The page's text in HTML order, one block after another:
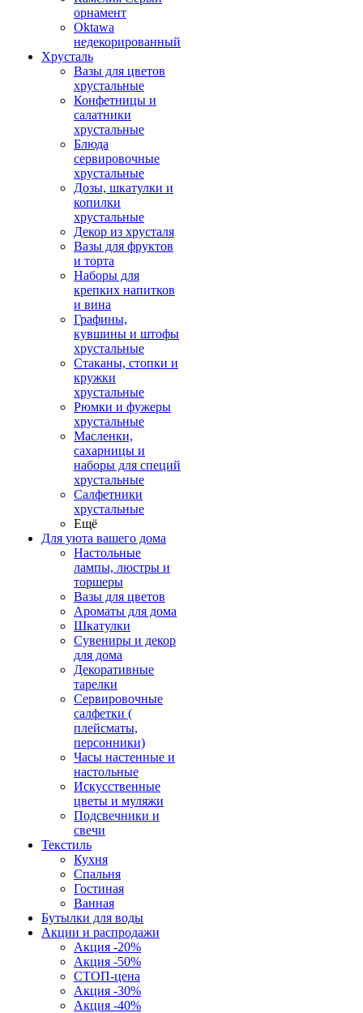
орнамент
Oktawa
недекорированный
Хрусталь
Вазы для цветов
хрустальные
Конфетницы и
салатники
хрустальные
Блюда
сервировочные
хрустальные
Дозы, шкатулки и
копилки
хрустальные
Декор из хрусталя
Вазы для фруктов
и торта
Наборы для
крепких напитков
и вина
Графины,
кувшины и штофы
хрустальные
Стаканы, стопки и
кружки
хрустальные
Рюмки и фужеры
хрустальные
Масленки,
сахарницы и
наборы для специй
хрустальные
Салфетники
хрустальные
Ещё
Для уюта вашего дома
Настольные
лампы, люстры и
торшеры
Вазы для цветов
Ароматы для дома
Шкатулки
Сувениры и декор
для дома
Декоративные
тарелки
Сервировочные
салфетки (
плейсматы,
персонники)
Часы настенные и
настольные
Искусственные
цветы и муляжи
Подсвечники и
свечи
Текстиль
Кухня
Спальня
Гостиная
Ванная
Бутылки для воды
Акции и распродажи
Акция -20%
Акция -50%
СТОП-цена
Акция -30%
Акция -40%